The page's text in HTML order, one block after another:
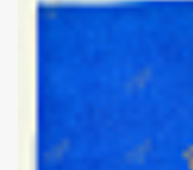
количество
- Оптимальная
некоторых
допустимо
регулярно